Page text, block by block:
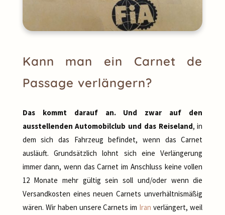
Kann man ein Carnet de
Passage verlängern?
Das kommt darauf an. Und zwar auf den
ausstellenden Automobilclub und das Reiseland, in
dem sich das Fahrzeug befindet, wenn das Carnet
ausläuft. Grundsätzlich lohnt sich eine Verlängerung
immer dann, wenn das Carnet im Anschluss keine vollen
12 Monate mehr gültig sein soll und/oder wenn die
Versandkosten eines neuen Carnets unverhältnismäßig
wären. Wir haben unsere Carnets im Iran verlängert, weil